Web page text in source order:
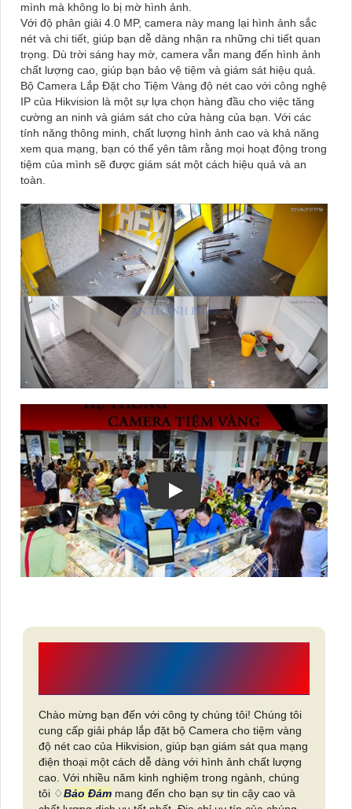
mình mà không lo bị mờ hình ảnh.
Với độ phân giải 4.0 MP, camera này mang lại hình ảnh sắc
nét và chi tiết, giúp bạn dễ dàng nhận ra những chi tiết quan
trọng. Dù trời sáng hay mờ, camera vẫn mang đến hình ảnh
chất lượng cao, giúp bạn bảo vệ tiệm và giám sát hiệu quả.
Bộ Camera Lắp Đặt cho Tiệm Vàng độ nét cao với công nghệ
IP của Hikvision là một sự lựa chọn hàng đầu cho việc tăng
cường an ninh và giám sát cho cửa hàng của bạn. Với các
tính năng thông minh, chất lượng hình ảnh cao và khả năng
xem qua mạng, bạn có thể yên tâm rằng mọi hoạt động trong
tiệm của mình sẽ được giám sát một cách hiệu quả và an
toàn.
Chào mừng bạn đến với công ty chúng tôi! Chúng tôi
cung cấp giải pháp lắp đặt bộ Camera cho tiệm vàng
độ nét cao của Hikvision, giúp bạn giám sát qua mạng
điện thoại một cách dễ dàng với hình ảnh chất lượng
cao. Với nhiều năm kinh nghiệm trong ngành, chúng
tôi ♢Bảo Đảm mang đến cho bạn sự tin cậy cao và